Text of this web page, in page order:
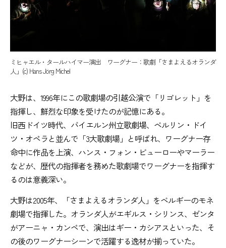
ミヒャエル・タールハイマー演出 ワーグナー：歌劇「さまよえるオランダ
人」(c) Hans Jörg Michel
大野は、1996年にこの歌劇場の引越公演で「リゴレット」を
指揮し、鮮烈な印象を受けたのが記憶にある。
旧西ドイツ時代、バイエルン州立歌劇場、ベルリン・ドイ
ツ・オペラと並んで「3大歌劇場」と呼ばれ、ワーグナー存
命中に作品を上演、ハンス・フォン・ビューローやマーラー
などが、歴代の指揮者を務めた歌劇場でワーグナーを指揮す
るのは意義深い。
大野は2005年、「さまよえるオランダ人」をベルギーのモネ
劇場で指揮した。オランダ人がエギルス・シリンス、ゼンタ
がアーニャ・カンペで、演出はギー・カシアスといった、そ
の後のワーグナーシーンで活躍する逸材が揃っていた。